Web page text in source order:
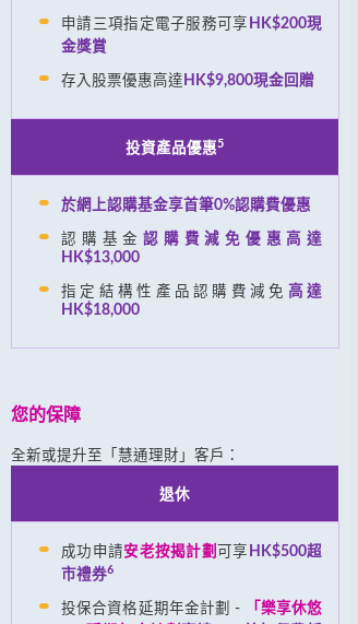
申請三項指定電子服務可享 HK$200現
金獎賞
存入股票優惠高達 HK$9,800現金回贈
投資產品優惠5
於網上認購基金享首筆0%認購費優惠
認購基金 認購費減免優惠高達
HK$13,000
指定結構性產品認購費減免 高達
HK$18,000
您的保障
全新或提升至「慧通理財」客戶：
退休
成功申請安老按揭計劃 可享 HK$500超
市禮券6
投保合資格延期年金計劃 - 「樂享休悠